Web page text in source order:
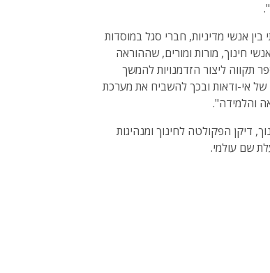
אנשי מדיניות, חברי סגל במוסדות
חינוך, מורות ומורים, שההוראה
תקווה ליצור הזדמנויות להמשך
אי-ודאות ובכך להשביח את מערכת
והלמידה".
דיקן הפקולטה לחינוך ומנהיגות
שם עולמי.